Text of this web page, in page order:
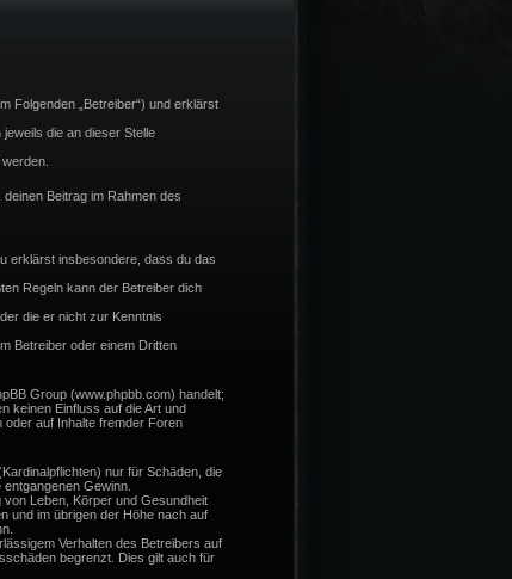
Folgenden „Betreiber“) und erklärst
die an dieser Stelle
Beitrag im Rahmen des
erklärst insbesondere, dass du das
Regeln kann der Betreiber dich
die er nicht zur Kenntnis
Betreiber oder einem Dritten
Group (www.phpbb.com) handelt;
keinen Einfluss auf die Art und
oder auf Inhalte fremder Foren
nur für Schäden, die
Gewinn.
Leben, Körper und Gesundheit
und im übrigen der Höhe nach auf
Verhalten des Betreibers auf
begrenzt. Dies gilt auch für